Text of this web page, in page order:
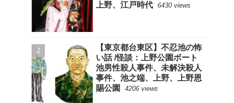
上野、江戸時代 6430 views
【東京都台東区】不忍池の怖
い話 /怪談：上野公園ボート
池男性殺人事件、未解決殺人
事件、池之端、上野、上野恩
賜公園
4206 views